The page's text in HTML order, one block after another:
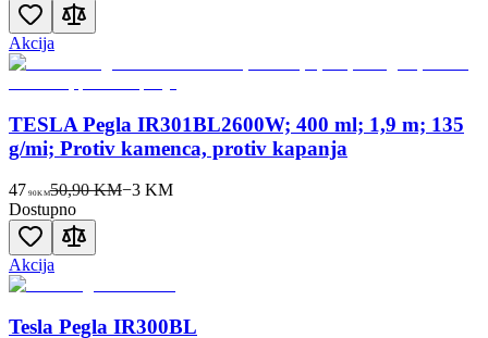
Akcija
TESLA Pegla IR301BL2600W; 400 ml; 1,9 m; 135
g/mi; Protiv kamenca, protiv kapanja
47 90KM50,90 KM−3KM
Dostupno
Akcija
Tesla Pegla IR300BL